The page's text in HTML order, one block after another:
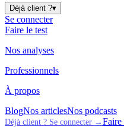
Déjà client ?▾
Se connecter
Faire le test
Nos analyses
Professionnels
À propos
BlogNos articlesNos podcasts
Déjà client ? Se connecter → Faire